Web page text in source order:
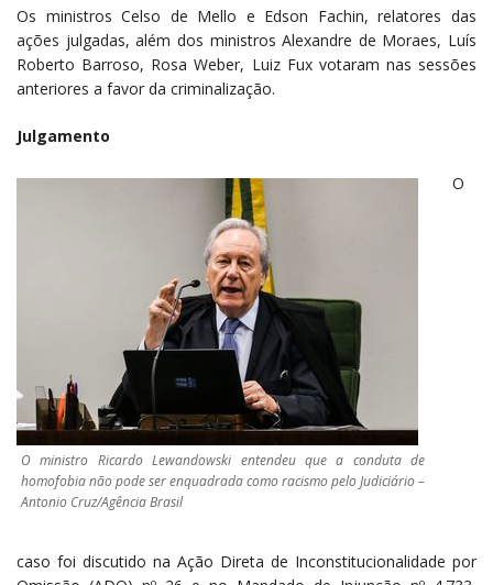
Os ministros Celso de Mello e Edson Fachin, relatores das
ações julgadas, além dos ministros Alexandre de Moraes, Luís
Roberto Barroso, Rosa Weber, Luiz Fux votaram nas sessões
anteriores a favor da criminalização.
Julgamento
O ministro Ricardo Lewandowski entendeu que a conduta de
homofobia não pode ser enquadrada como racismo pelo Judiciário –
Antonio Cruz/Agência Brasil
O
caso foi discutido na Ação Direta de Inconstitucionalidade por